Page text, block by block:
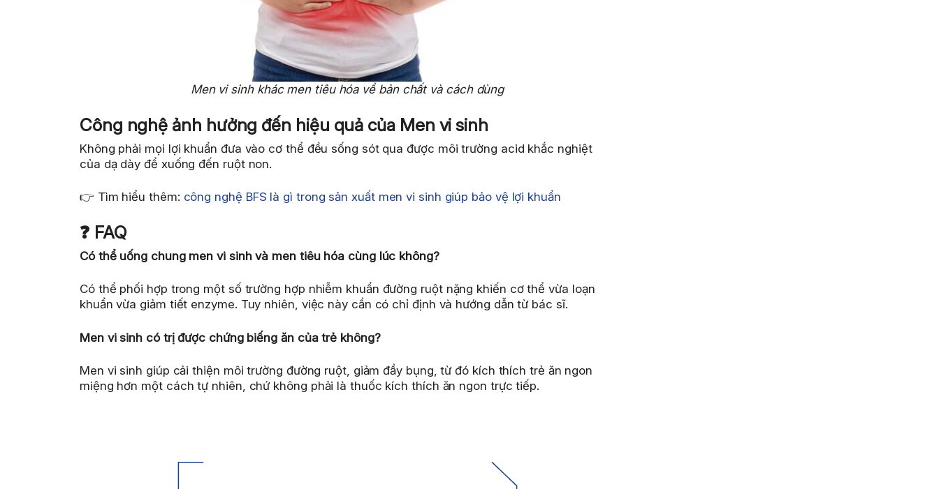
Men vi sinh khác men tiêu hóa về bản chất và cách dùng
Công nghệ ảnh hưởng đến hiệu quả của Men vi sinh
Không phải mọi lợi khuẩn đưa vào cơ thể đều sống sót qua được môi trường acid khắc nghiệt
của dạ dày để xuống đến ruột non.
👉 Tìm hiểu thêm: công nghệ BFS là gì trong sản xuất men vi sinh giúp bảo vệ lợi khuẩn
❓ FAQ
Có thể uống chung men vi sinh và men tiêu hóa cùng lúc không?
Có thể phối hợp trong một số trường hợp nhiễm khuẩn đường ruột nặng khiến cơ thể vừa loạn
khuẩn vừa giảm tiết enzyme. Tuy nhiên, việc này cần có chỉ định và hướng dẫn từ bác sĩ.
Men vi sinh có trị được chứng biếng ăn của trẻ không?
Men vi sinh giúp cải thiện môi trường đường ruột, giảm đầy bụng, từ đó kích thích trẻ ăn ngon
miệng hơn một cách tự nhiên, chứ không phải là thuốc kích thích ăn ngon trực tiếp.